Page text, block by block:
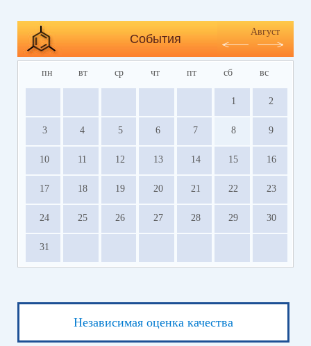
События
Август
пн вт ср чт пт сб вс
1 2
3 4 5 6 7 8 9
10 11 12 13 14 15 16
17 18 19 20 21 22 23
24 25 26 27 28 29 30
31
Независимая оценка качества